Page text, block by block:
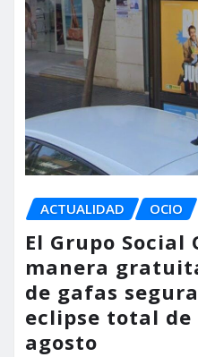
ACTUALIDAD OCIO
El Grupo Social
manera
de gafas
eclipse total de
agosto